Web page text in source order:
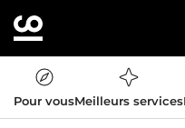
Pour vousMeilleurs services